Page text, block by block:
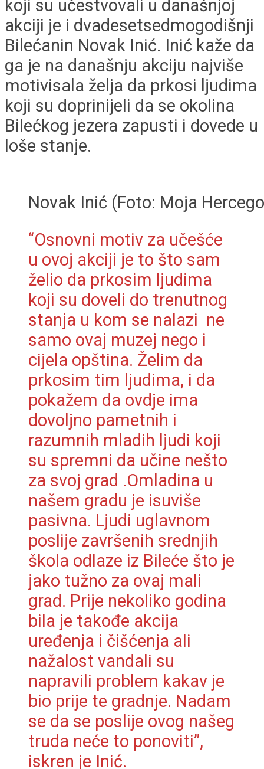
koji su učestvovali u današnjoj
akciji je i dvadesetsedmogodišnji
Bilećanin Novak Inić. Inić kaže da
ga je na današnju akciju najviše
motivisala želja da prkosi ljudima
koji su doprinijeli da se okolina
Bilećkog jezera zapusti i dovede u
loše stanje.
Novak Inić (Foto: Moja
“Osnovni motiv za učešće
u ovoj akciji je to što sam
želio da prkosim ljudima
koji su doveli do trenutnog
stanja u kom se nalazi ne
samo ovaj muzej nego i
cijela opština. Želim da
prkosim tim ljudima, i da
pokažem da ovdje ima
dovoljno pametnih i
razumnih mladih ljudi koji
su spremni da učine nešto
za svoj grad .Omladina u
našem gradu je isuviše
pasivna. Ljudi uglavnom
poslije završenih srednjih
škola odlaze iz Bileće što je
jako tužno za ovaj mali
grad. Prije nekoliko godina
bila je takođe akcija
uređenja i čišćenja ali
nažalost vandali su
napravili problem kakav je
bio prije te gradnje. Nadam
se da se poslije ovog našeg
truda neće to ponoviti”,
iskren je Inić.